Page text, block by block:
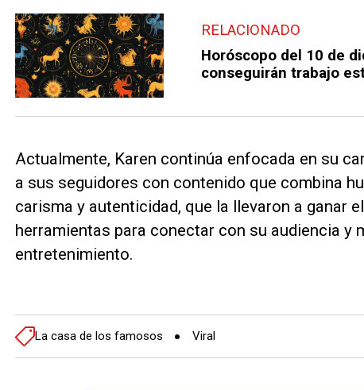
RELACIONADO
Horóscopo del 10 de
conseguirán trabajo
Actualmente, Karen continúa enfocada en su
a sus seguidores con contenido que combina
carisma y autenticidad, que la llevaron a ganar
herramientas para conectar con su audiencia y
entretenimiento.
La casa de los famosos Viral